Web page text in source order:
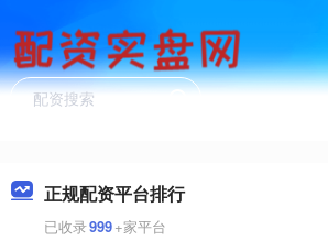
正规配资平台排行
已收录999+家平台